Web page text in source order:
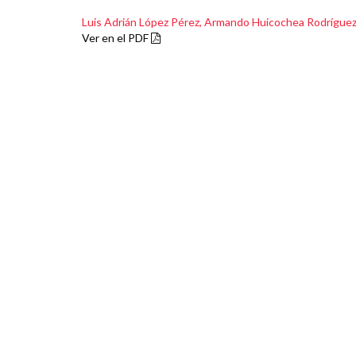
Luis Adrián López Pérez, Armando Huicochea Rodríguez
Ver en el PDF